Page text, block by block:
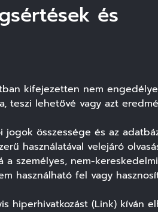
és
kifejezetten nem
teszi lehetővé vagy azt
összessége és az
használatával velejáró
személyes, nem-
használható fel vagy
hiperhivatkozást (Link) kíván